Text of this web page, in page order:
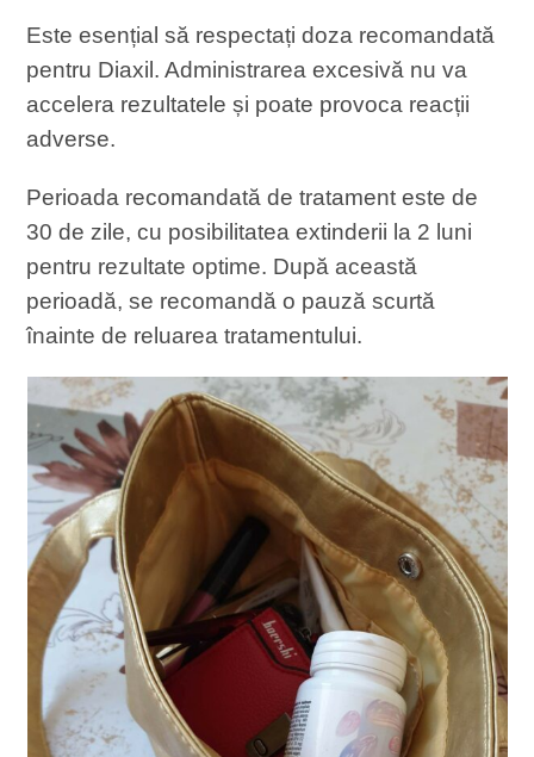
Este esențial să respectați doza recomandată
pentru Diaxil. Administrarea excesivă nu va
accelera rezultatele și poate provoca reacții
adverse.
Perioada recomandată de tratament este de
30 de zile, cu posibilitatea extinderii la 2 luni
pentru rezultate optime. După această
perioadă, se recomandă o pauză scurtă
înainte de reluarea tratamentului.